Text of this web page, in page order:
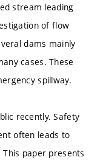
stream leading
of flow
dams mainly
cases. These
spillway.
recently. Safety
often leads to
paper presents